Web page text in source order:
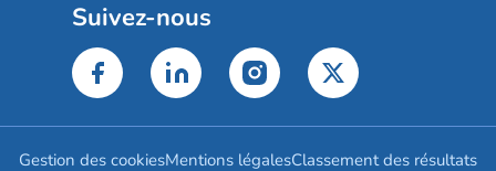
Suivez-nous
Gestion des cookiesMentions légalesClassement des résultats